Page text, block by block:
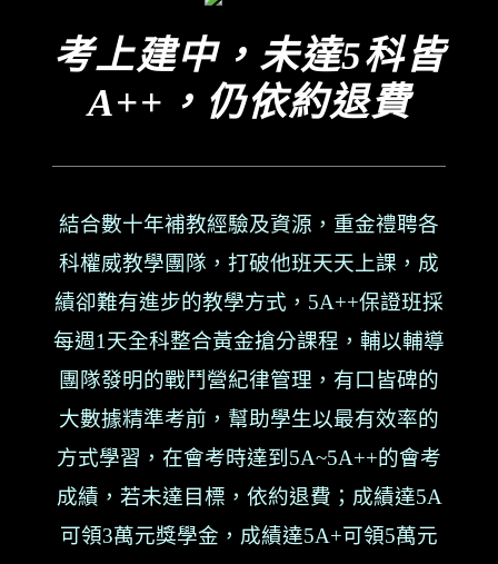
考上建中，未達5科皆
A++，仍依約退費
結合數十年補教經驗及資源，重金禮聘各
科權威教學團隊，打破他班天天上課，成
績卻難有進步的教學方式，5A++保證班採
每週1天全科整合黃金搶分課程，輔以輔導
團隊發明的戰鬥營紀律管理，有口皆碑的
大數據精準考前，幫助學生以最有效率的
方式學習，在會考時達到5A~5A++的會考
成績，若未達目標，依約退費；成績達5A
可領3萬元獎學金，成績達5A+可領5萬元